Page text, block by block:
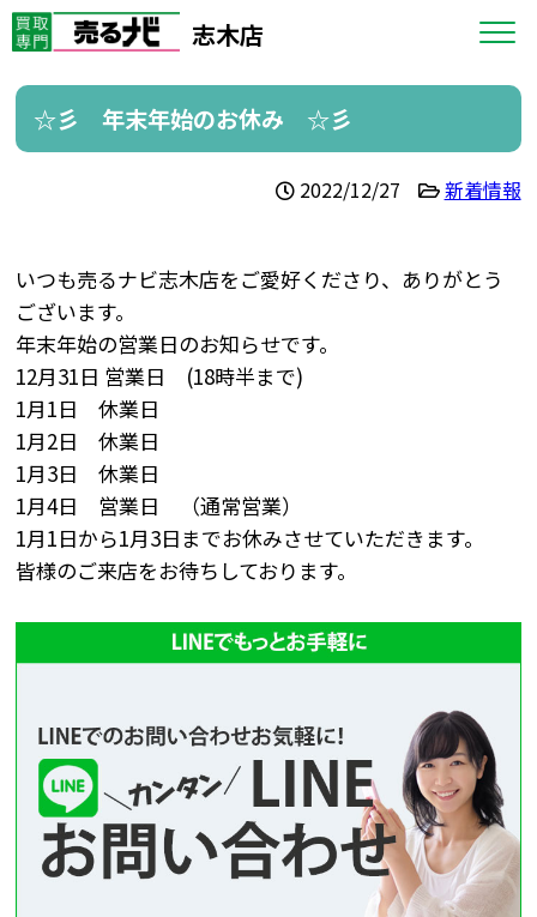
志木店
☆彡 年末年始のお休み ☆彡
2022/12/27 新着情報
いつも売るナビ志木店をご愛好くださり、ありがとう
ございます。
年末年始の営業日のお知らせです。
12月31日 営業日 (18時半まで)
1月1日 休業日
1月2日 休業日
1月3日 休業日
1月4日 営業日 （通常営業）
1月1日から1月3日までお休みさせていただきます。
皆様のご来店をお待ちしております。